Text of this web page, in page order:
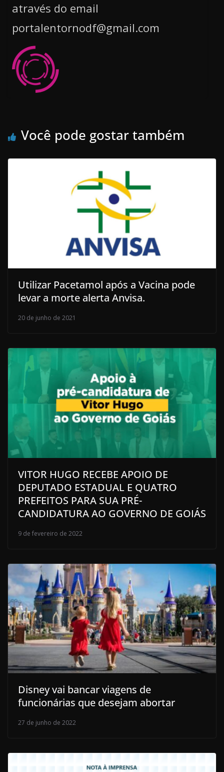
através do email
portalentornodf@gmail.com
Você pode gostar também
Utilizar Pacetamol após a Vacina pode
levar a morte alerta Anvisa.
20 de junho de 2021
VITOR HUGO RECEBE APOIO DE
DEPUTADO ESTADUAL E QUATRO
PREFEITOS PARA SUA PRÉ-
CANDIDATURA AO GOVERNO DE GOIÁS
9 de fevereiro de 2022
Disney vai bancar viagens de
funcionárias que desejam abortar
27 de junho de 2022